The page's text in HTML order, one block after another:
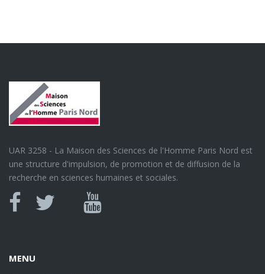
UAR 3258 - La Maison des Sciences de l'Homme Paris Nord est
une structure d'impulsion, de promotion et de diffusion de la
recherche en sciences humaines et sociales.
Canal
MENU